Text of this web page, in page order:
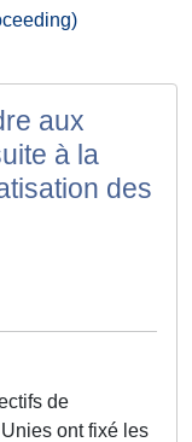
aux
à la
des
de
ont fixé les